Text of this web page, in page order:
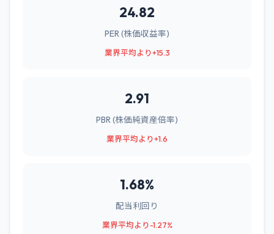
24.82
PER (株価収益率)
業界平均より+15.3
2.91
PBR (株価純資産倍率)
業界平均より+1.6
1.68%
配当利回り
業界平均より-1.27%